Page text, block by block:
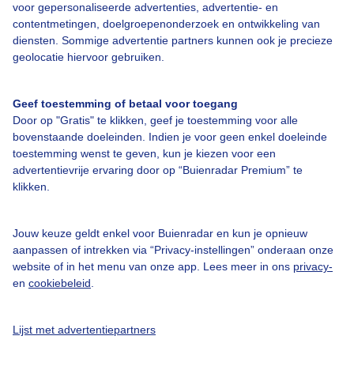
voor gepersonaliseerde advertenties, advertentie- en
contentmetingen, doelgroepenonderzoek en ontwikkeling van
diensten. Sommige advertentie partners kunnen ook je precieze
geolocatie hiervoor gebruiken.
Geef toestemming of betaal voor toegang
Door op "Gratis" te klikken, geef je toestemming voor alle
bovenstaande doeleinden. Indien je voor geen enkel doeleinde
toestemming wenst te geven, kun je kiezen voor een
advertentievrije ervaring door op “Buienradar Premium” te
klikken.
Jouw keuze geldt enkel voor Buienradar en kun je opnieuw
aanpassen of intrekken via “Privacy-instellingen” onderaan onze
website of in het menu van onze app. Lees meer in ons privacy-
en cookiebeleid
Lijst met advertentiepartners
Over Buienradar
Veelgestelde vragen
Contact
Toegankelijkheid
Buienradar Team
Privacy beleid
Privacy instellingen